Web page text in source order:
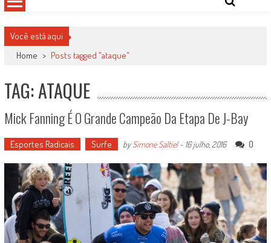
Você está aqui
Home > Posts tagged "ataque"
TAG: ATAQUE
Mick Fanning É O Grande Campeão Da Etapa De J-Bay
Esportes Radicais Surfe bySimone Saltiel- 16 julho, 2016 0